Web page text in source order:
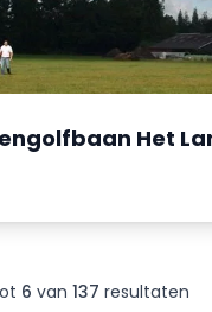
Het
6 van 137 resultaten